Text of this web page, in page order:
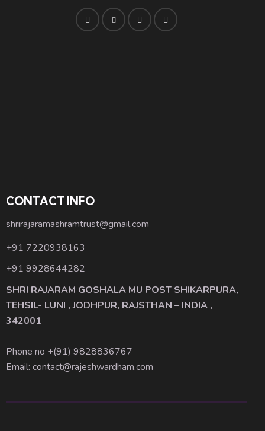
CONTACT INFO
shrirajaramashramtrust@gmail.com
+91 7220938163
+91 9928644282
SHRI RAJARAM GOSHALA MU POST SHIKARPURA,
TEHSIL- LUNI , JODHPUR, RAJSTHAN – INDIA ,
342001
Phone no +(91) 9828836767
Email: contact@rajeshwardham.com